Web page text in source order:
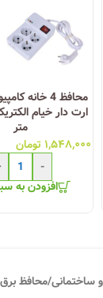
محافظ 4 خانه
متر
۱,۵۴۸,۰۰۰ تومان
-
افزودن به
ساختمانی/محافظ